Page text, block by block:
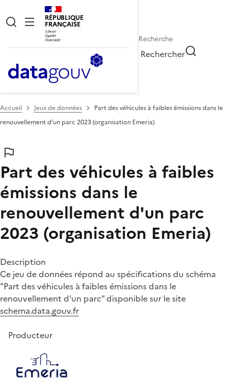
RÉPUBLIQUE
FRANÇAISE
Rechercher
Accueil Jeux de données
Part des véhicules à faibles émissions dans le
renouvellement d'un parc 2023 (organisation Emeria)
Part des véhicules à faibles
émissions dans le
renouvellement d'un parc
2023 (organisation Emeria)
Description
Ce jeu de données répond au spécifications du schéma
"Part des véhicules à faibles émissions dans le
renouvellement d'un parc" disponible sur le site
schema.data.gouv.fr
Producteur